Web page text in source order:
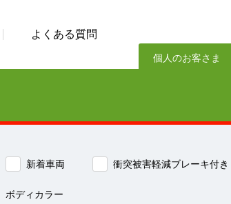
よくある質問
個人のお客さま
新着車両
衝突被害軽減ブレーキ付き
ボディカラー